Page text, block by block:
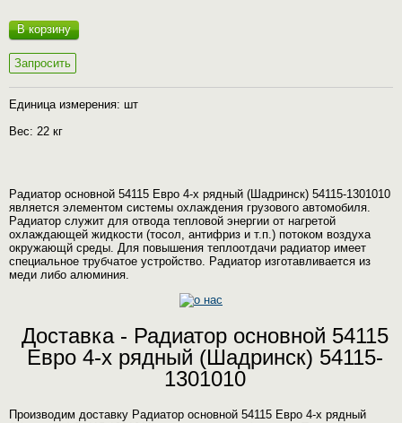
В корзину
Запросить
Единица измерения: шт
Вес: 22 кг
Радиатор основной 54115 Евро 4-х рядный (Шадринск) 54115-1301010
является элементом системы охлаждения грузового автомобиля.
Радиатор служит для отвода тепловой энергии от нагретой
охлаждающей жидкости (тосол, антифриз и т.п.) потоком воздуха
окружающй среды. Для повышения теплоотдачи радиатор имеет
специальное трубчатое устройство. Радиатор изготавливается из
меди либо алюминия.
Доставка - Радиатор основной 54115
Евро 4-х рядный (Шадринск) 54115-
1301010
Производим доставку Радиатор основной 54115 Евро 4-х рядный